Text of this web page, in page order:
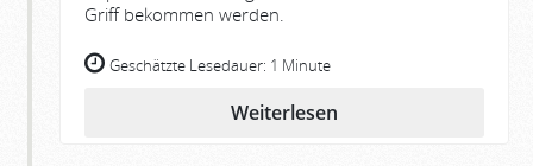
Griff bekommen werden.
Geschätzte Lesedauer: 1 Minute
Weiterlesen